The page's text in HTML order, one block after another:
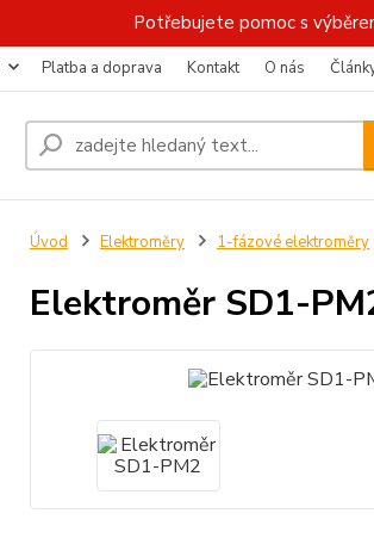
Potřebujete pomoc s
Platba a doprava Kontakt O nás
Úvod Elektroměry 1-fázové elektroměry
Elektroměr SD1-